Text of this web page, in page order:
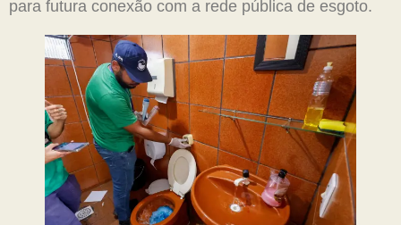
para futura conexão com a rede pública de esgoto.